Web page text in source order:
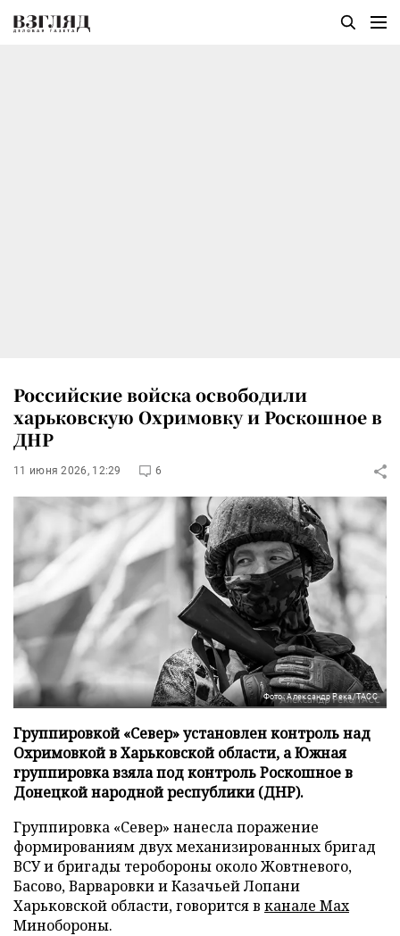
Российские войска освободили
харьковскую Охримовку и Роскошное в
ДНР
11 июня 2026, 12:29 6
Фото: Александр Река/ТАСС
Группировкой «Север» установлен контроль над
Охримовкой в Харьковской области, а Южная
группировка взяла под контроль Роскошное в
Донецкой народной республики (ДНР).
Группировка «Север» нанесла поражение
формированиям двух механизированных бригад
ВСУ и бригады теробороны около Жовтневого,
Басово, Варваровки и Казачьей Лопани
Харьковской области, говорится в канале Max
Минобороны.